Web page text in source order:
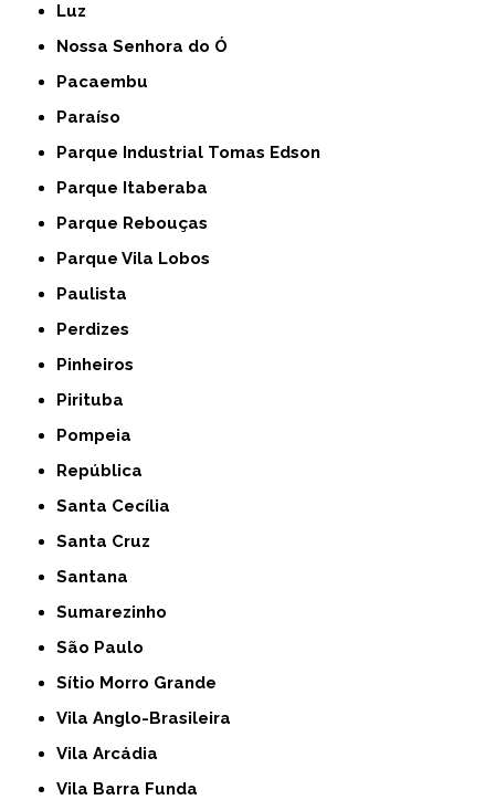
Luz
Nossa Senhora do Ó
Pacaembu
Paraíso
Parque Industrial Tomas Edson
Parque Itaberaba
Parque Rebouças
Parque Vila Lobos
Paulista
Perdizes
Pinheiros
Pirituba
Pompeia
República
Santa Cecília
Santa Cruz
Santana
Sumarezinho
São Paulo
Sítio Morro Grande
Vila Anglo-Brasileira
Vila Arcádia
Vila Barra Funda